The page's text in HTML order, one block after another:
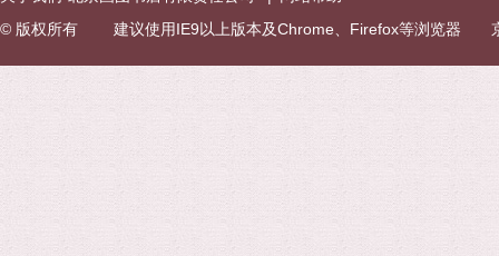
© 版权所有 建议使用IE9以上版本及Chrome、Firefox等浏览器